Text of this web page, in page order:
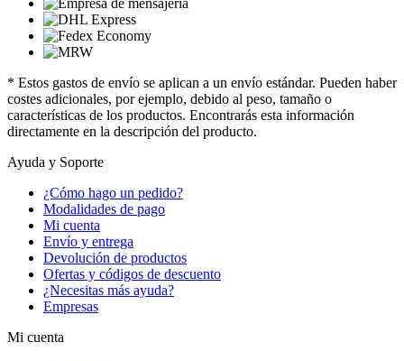
* Estos gastos de envío se aplican a un envío estándar. Pueden haber
costes adicionales, por ejemplo, debido al peso, tamaño o
características de los productos. Encontrarás esta información
directamente en la descripción del producto.
Ayuda y Soporte
¿Cómo hago un pedido?
Modalidades de pago
Mi cuenta
Envío y entrega
Devolución de productos
Ofertas y códigos de descuento
¿Necesitas más ayuda?
Empresas
Mi cuenta